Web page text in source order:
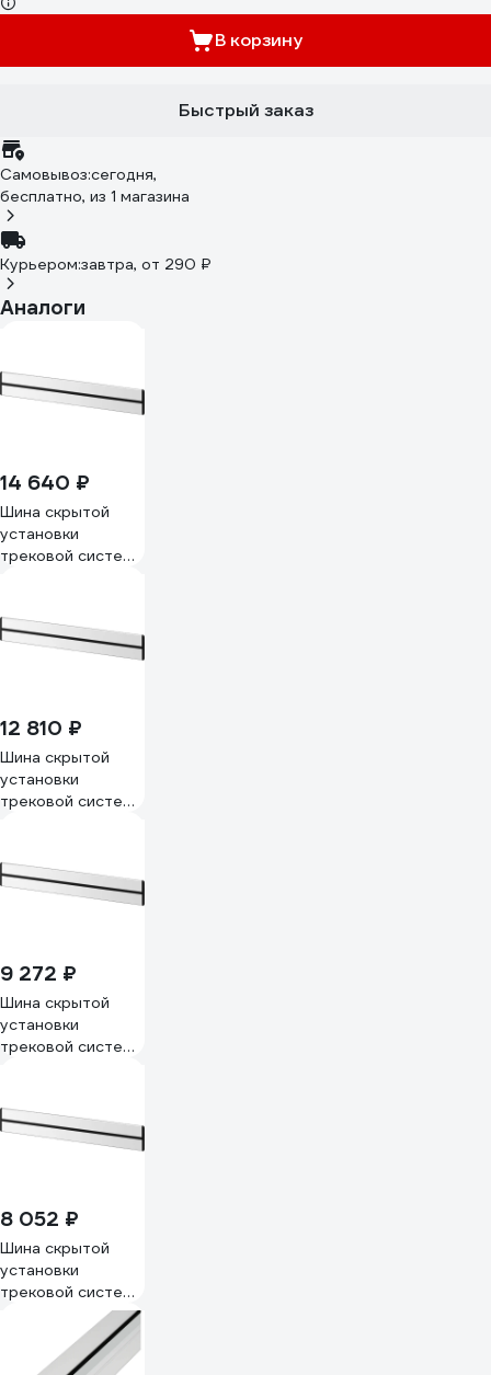
В корзину
Быстрый заказ
Самовывоз:сегодня,
бесплатно, из 1 магазина
Курьером:завтра, от 290 ₽
Аналоги
14 640 ₽
Шина скрытой
установки
трековой системы
Белый MTK11012W
12 810 ₽
Шина скрытой
установки
трековой системы
Белый MTK11010W
9 272 ₽
Шина скрытой
установки
трековой системы
Белый
MTK11008W
8 052 ₽
Шина скрытой
установки
трековой системы
Systeme Electric
MultiTrack 60 см